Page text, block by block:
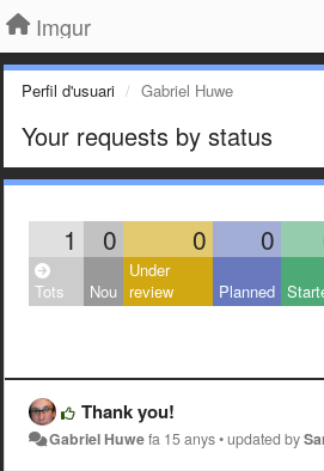
Imgur
Perfil d'usuari Gabriel Huwe
Your requests by status
1 0 0 0
Tots Nou
Under
review
Planned
Thank you!
Gabriel Huwefa 15 anys•updated by